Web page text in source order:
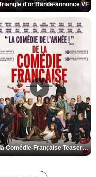
d'or Bande-annonce VF
De la Comédie-Française Teaser VF